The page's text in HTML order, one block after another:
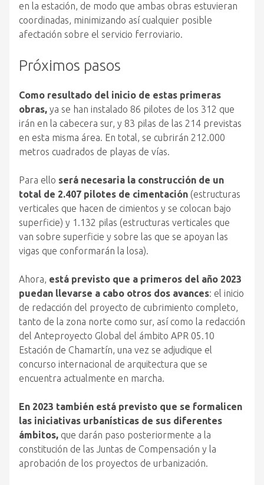
en la estación, de modo que ambas obras estuvieran
coordinadas, minimizando así cualquier posible
afectación sobre el servicio ferroviario.
Próximos pasos
Como resultado del inicio de estas primeras
obras, ya se han instalado 86 pilotes de los 312 que
irán en la cabecera sur, y 83 pilas de las 214 previstas
en esta misma área. En total, se cubrirán 212.000
metros cuadrados de playas de vías.
Para ello será necesaria la construcción de un
total de 2.407 pilotes de cimentación (estructuras
verticales que hacen de cimientos y se colocan bajo
superficie) y 1.132 pilas (estructuras verticales que
van sobre superficie y sobre las que se apoyan las
vigas que conformarán la losa).
Ahora, está previsto que a primeros del año 2023
puedan llevarse a cabo otros dos avances: el inicio
de redacción del proyecto de cubrimiento completo,
tanto de la zona norte como sur, así como la redacción
del Anteproyecto Global del ámbito APR 05.10
Estación de Chamartín, una vez se adjudique el
concurso internacional de arquitectura que se
encuentra actualmente en marcha.
En 2023 también está previsto que se formalicen
las iniciativas urbanísticas de sus diferentes
ámbitos, que darán paso posteriormente a la
constitución de las Juntas de Compensación y la
aprobación de los proyectos de urbanización.